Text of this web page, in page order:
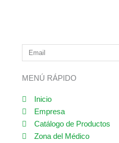
MENÚ RÁPIDO
Inicio
Empresa
Catálogo de Productos
Zona del Médico